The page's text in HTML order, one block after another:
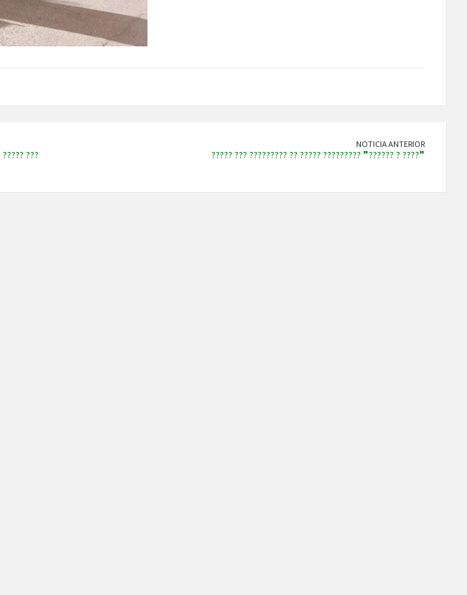
???
NOTICIA ANTERIOR
????? ??? ????????? ?? ????? ????????? ❞?????? ? ????❞